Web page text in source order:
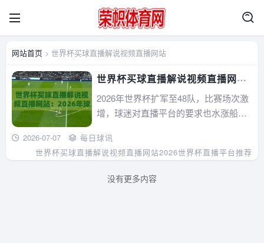
网站首页 > 世界杯买球直播解说视频直播网站
世界杯买球直播解说视频直播网
站：2026年球迷必看的五大平台
【世界杯买球直播解说视频直播网
站】
2026年世界杯扩军至48队，比赛场次激
增，球迷对直播平台的要求也水涨船
播解说视频直播网站，从解说质量、赔
率数据、互动体验到合规性逐一拆解，
+买球的正确姿势。...
2026-07-07
每日球讯
世界杯买球直播解说视频直播网站2026世界杯直播平台推荐
没有更多内容